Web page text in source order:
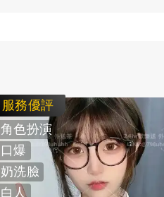
服務優評
角色扮演
口爆
奶洗臉
白人